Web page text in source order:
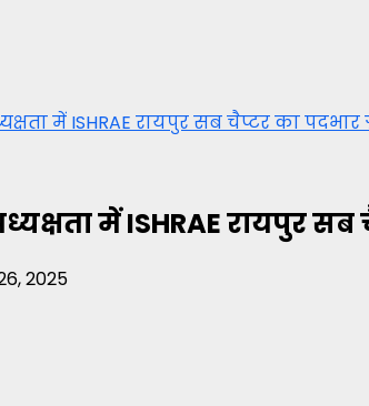
में ISHRAE रायपुर सब चैप्टर का
में ISHRAE रायपुर
2025